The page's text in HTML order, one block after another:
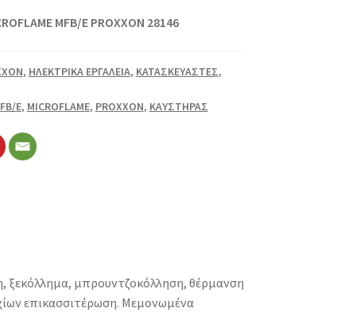
MFB/E PROXXON 28146
, ΗΛΕΚΤΡΙΚΑ ΕΡΓΑΛΕΙΑ, ΚΑΤΑΣΚΕΥΑΣΤΕΣ,
E, MICROFLAME, PROXXON, ΚΑΥΣΤΗΡΑΣ
ξεκόλλημα, μπρουντζοκόλληση, θέρμανση
επικασσιτέρωση. Μεμονωμένα